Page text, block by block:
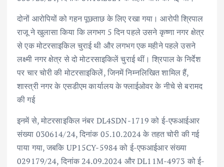
दोनों आरोपियों को गहन पूछताछ के लिए रखा गया। आरोपी श्रिपाल
राजू ने खुलासा किया कि लगभग 5 दिन पहले उसने कृष्णा नगर क्षेत्र
से एक मोटरसाइकिल चुराई थी और लगभग एक महीने पहले उसने
लक्ष्मी नगर क्षेत्र से दो मोटरसाइकिलें चुराई थीं। श्रिपाल के निर्देश
पर चार चोरी की मोटरसाइकिलें, जिनमें निम्नलिखित शामिल हैं,
शास्त्री नगर के एसडीएम कार्यालय के फ्लाईओवर के नीचे से बरामद
की गई
इनमें से, मोटरसाइकिल नंबर DL4SDN-1719 को ई-एफआईआर
संख्या 030614/24, दिनांक 05.10.2024 के तहत चोरी की गई
पाया गया, जबकि UP15CY-5984 को ई-एफआईआर संख्या
029179/24, दिनांक 24.09.2024 और DL11M-4973 को ई-